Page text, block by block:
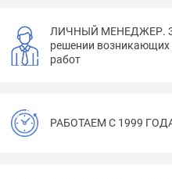
ЛИЧНЫЙ МЕНЕДЖЕР. За
решении возникающих
работ
РАБОТАЕМ С 1999